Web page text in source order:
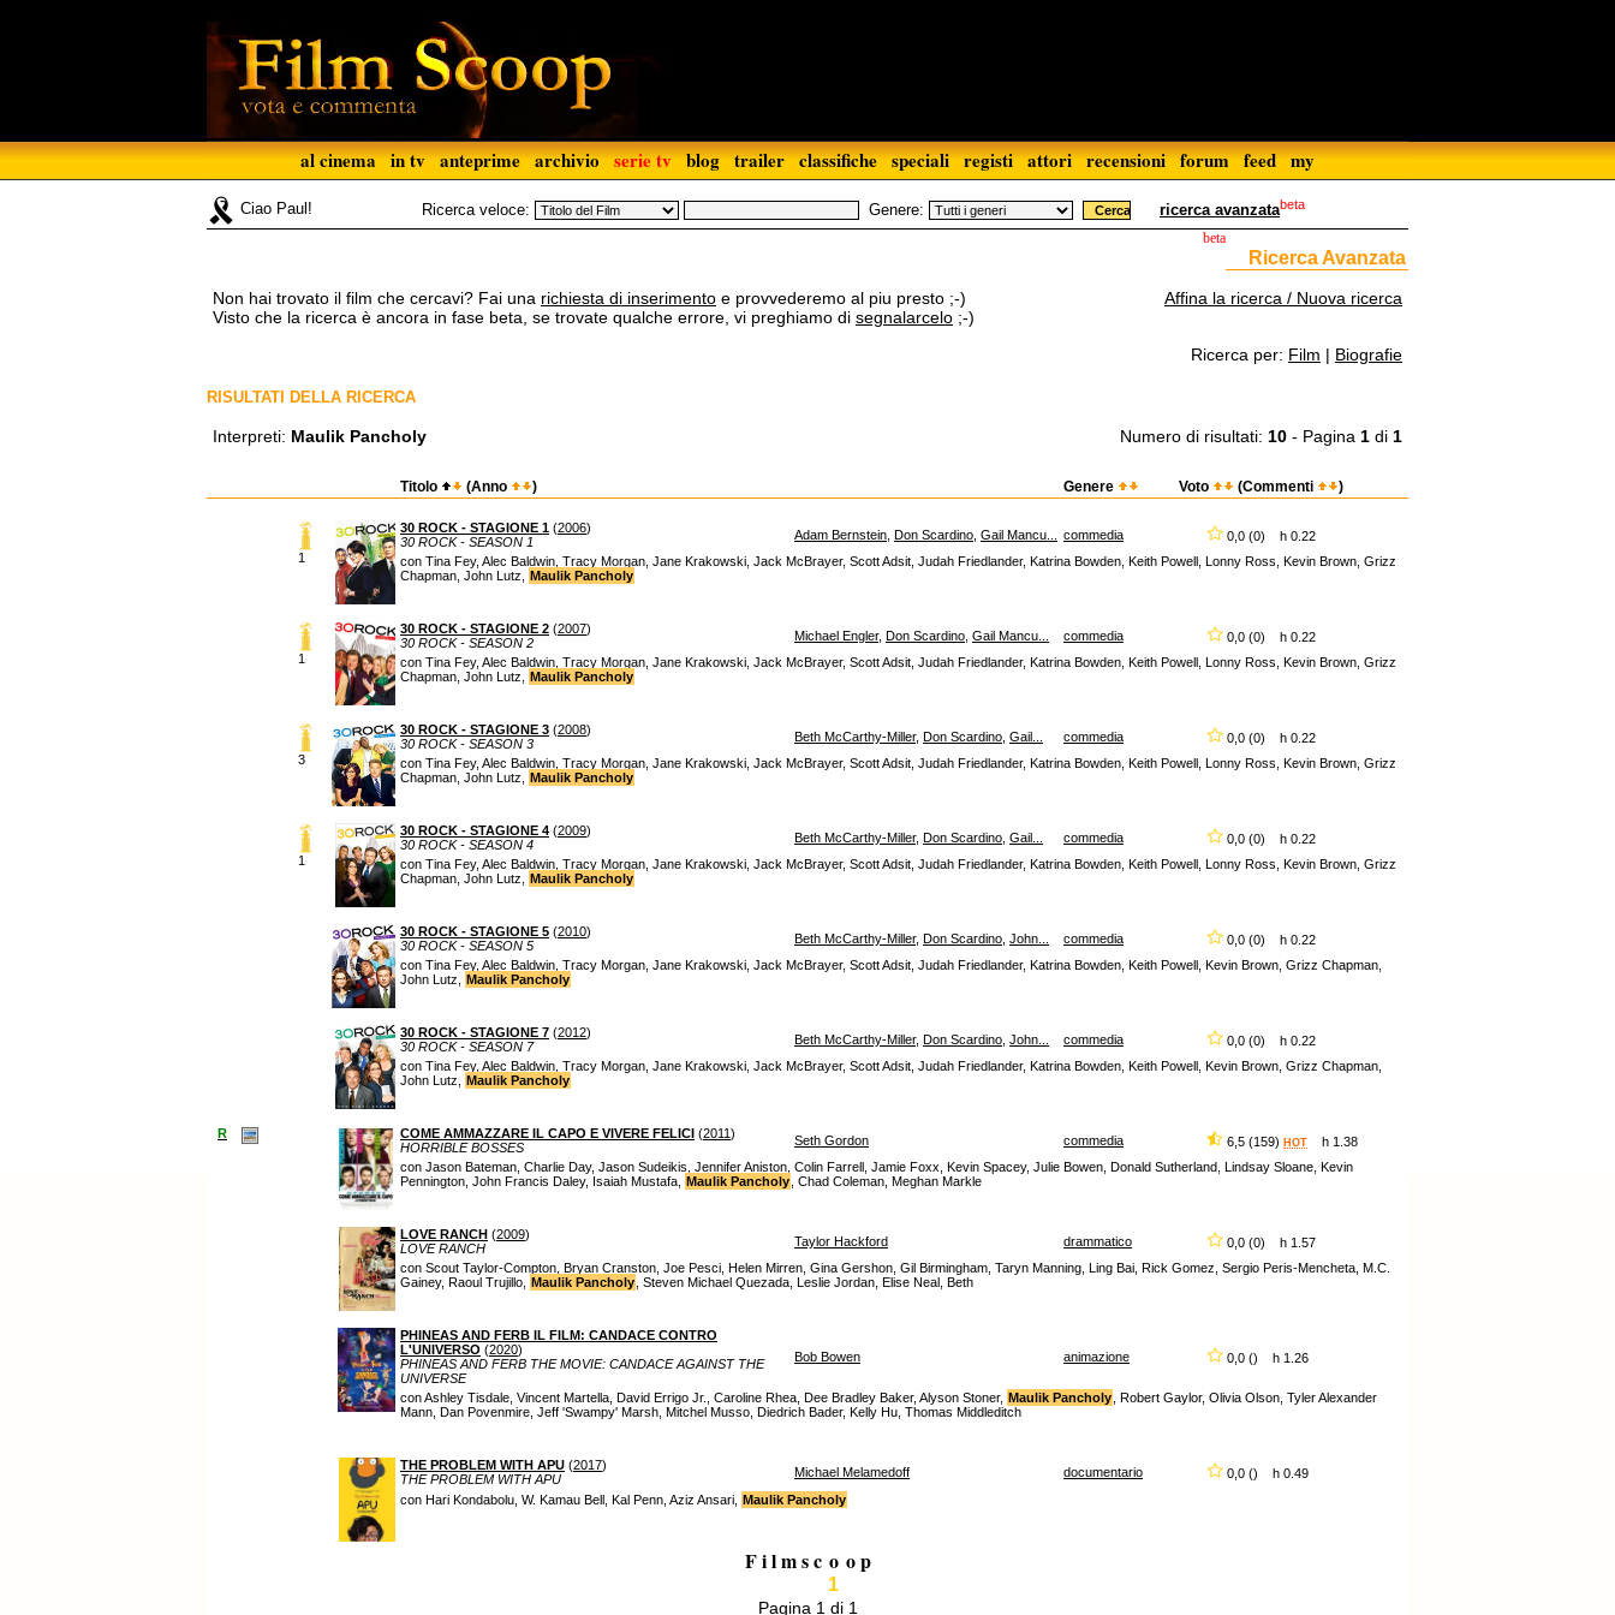
al cinema in tv anteprime archivio serie tv blog trailer classifiche speciali registi attori recensioni forum feed my
Ciao Paul! Ricerca veloce: Genere: ricerca avanzatabeta
Ricerca Avanzata
beta
Affina la ricerca / Nuova ricerca
Non hai trovato il film che cercavi? Fai una richiesta di inserimento e provvederemo al piu presto ;-)
Visto che la ricerca è ancora in fase beta, se trovate qualche errore, vi preghiamo di segnalarcelo ;-)
Ricerca per: Film | Biografie
RISULTATI DELLA RICERCA
Numero di risultati: 10 - Pagina 1 di 1
Interpreti: Maulik Pancholy
Titolo (Anno ) Genere Voto (Commenti )
1
30 ROCK - STAGIONE 1 (2006)
30 ROCK - SEASON 1
Adam Bernstein Don Scardino Gail Mancu... commedia
0,0 (0) h 0.22
con Tina Fey, Alec Baldwin, Tracy Morgan, Jane Krakowski, Jack McBrayer, Scott Adsit, Judah Friedlander, Katrina Bowden, Keith Powell, Lonny Ross, Kevin Brown, Grizz
Chapman, John Lutz, Maulik Pancholy
1
30 ROCK - STAGIONE 2 (2007)
30 ROCK - SEASON 2
Michael Engler, Don Scardino Gail Mancu... commedia
0,0 (0) h 0.22
con Tina Fey, Alec Baldwin, Tracy Morgan, Jane Krakowski, Jack McBrayer, Scott Adsit, Judah Friedlander, Katrina Bowden, Keith Powell, Lonny Ross, Kevin Brown, Grizz
Chapman, John Lutz, Maulik Pancholy
3
30 ROCK - STAGIONE 3 (2008)
30 ROCK - SEASON 3
Beth McCarthy-Miller, Don Scardino Gail... commedia
0,0 (0) h 0.22
con Tina Fey, Alec Baldwin, Tracy Morgan, Jane Krakowski, Jack McBrayer, Scott Adsit, Judah Friedlander, Katrina Bowden, Keith Powell, Lonny Ross, Kevin Brown, Grizz
Chapman, John Lutz, Maulik Pancholy
1
30 ROCK - STAGIONE 4 (2009)
30 ROCK - SEASON 4
Beth McCarthy-Miller, Don Scardino Gail... commedia
0,0 (0) h 0.22
con Tina Fey, Alec Baldwin, Tracy Morgan, Jane Krakowski, Jack McBrayer, Scott Adsit, Judah Friedlander, Katrina Bowden, Keith Powell, Lonny Ross, Kevin Brown, Grizz
Chapman, John Lutz, Maulik Pancholy
30 ROCK - STAGIONE 5 (2010)
30 ROCK - SEASON 5
Beth McCarthy-Miller, Don Scardino John... commedia
0,0 (0) h 0.22
con Tina Fey, Alec Baldwin, Tracy Morgan, Jane Krakowski, Jack McBrayer, Scott Adsit, Judah Friedlander, Katrina Bowden, Keith Powell, Kevin Brown, Grizz Chapman,
John Lutz, Maulik Pancholy
30 ROCK - STAGIONE 7 (2012)
30 ROCK - SEASON 7
Beth McCarthy-Miller, Don Scardino John... commedia
0,0 (0) h 0.22
con Tina Fey, Alec Baldwin, Tracy Morgan, Jane Krakowski, Jack McBrayer, Scott Adsit, Judah Friedlander, Katrina Bowden, Keith Powell, Kevin Brown, Grizz Chapman,
John Lutz, Maulik Pancholy
R COME AMMAZZARE IL CAPO E VIVERE FELICI (2011)
HORRIBLE BOSSES
Seth Gordon commedia 6,5 (159) HOT h 1.38
con Jason Bateman, Charlie Day, Jason Sudeikis, Jennifer Aniston, Colin Farrell, Jamie Foxx, Kevin Spacey, Julie Bowen, Donald Sutherland, Lindsay Sloane, Kevin
Pennington, John Francis Daley, Isaiah Mustafa, Maulik Pancholy , Chad Coleman, Meghan Markle
LOVE RANCH (2009)
LOVE RANCH
Taylor Hackford drammatico
0,0 (0) h 1.57
con Scout Taylor-Compton, Bryan Cranston, Joe Pesci, Helen Mirren, Gina Gershon, Gil Birmingham, Taryn Manning, Ling Bai, Rick Gomez, Sergio Peris-Mencheta, M.C.
Gainey, Raoul Trujillo, Maulik Pancholy , Steven Michael Quezada, Leslie Jordan, Elise Neal, Beth
PHINEAS AND FERB IL FILM: CANDACE CONTRO
L'UNIVERSO (2020)
PHINEAS AND FERB THE MOVIE: CANDACE AGAINST THE
UNIVERSE
Bob Bowen animazione 0,0 () h 1.26
con Ashley Tisdale, Vincent Martella, David Errigo Jr., Caroline Rhea, Dee Bradley Baker, Alyson Stoner, Maulik Pancholy , Robert Gaylor, Olivia Olson, Tyler Alexander
Mann, Dan Povenmire, Jeff 'Swampy' Marsh, Mitchel Musso, Diedrich Bader, Kelly Hu, Thomas Middleditch
THE PROBLEM WITH APU (2017)
THE PROBLEM WITH APU
Michael Melamedoff documentario
0,0 () h 0.49
con Hari Kondabolu, W. Kamau Bell, Kal Penn, Aziz Ansari, Maulik Pancholy
F i l m s c o
1
o p
Pagina 1 di 1